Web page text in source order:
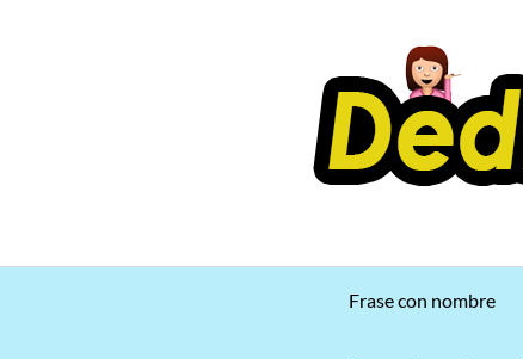
Frase con nombre